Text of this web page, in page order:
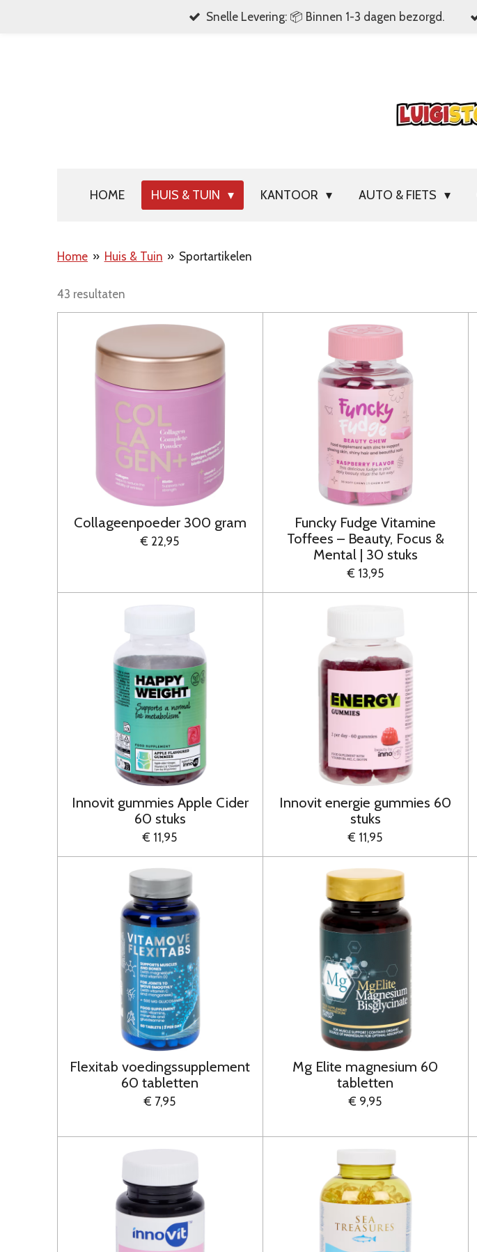
Snelle Levering: 📦 Binnen 1-3 dagen bezorgd.
HOME HUIS & TUIN KANTOOR AUTO & FIETS
Home » Huis & Tuin » Sportartikelen
43 resultaten
Collageenpoeder 300 gram
€ 22,95
Funcky Fudge Vitamine
Toffees – Beauty, Focus &
Mental | 30 stuks
€ 13,95
Innovit gummies Apple Cider
60 stuks
€ 11,95
Innovit energie gummies 60
stuks
€ 11,95
Flexitab voedingssupplement
60 tabletten
€ 7,95
Mg Elite magnesium 60
tabletten
€ 9,95